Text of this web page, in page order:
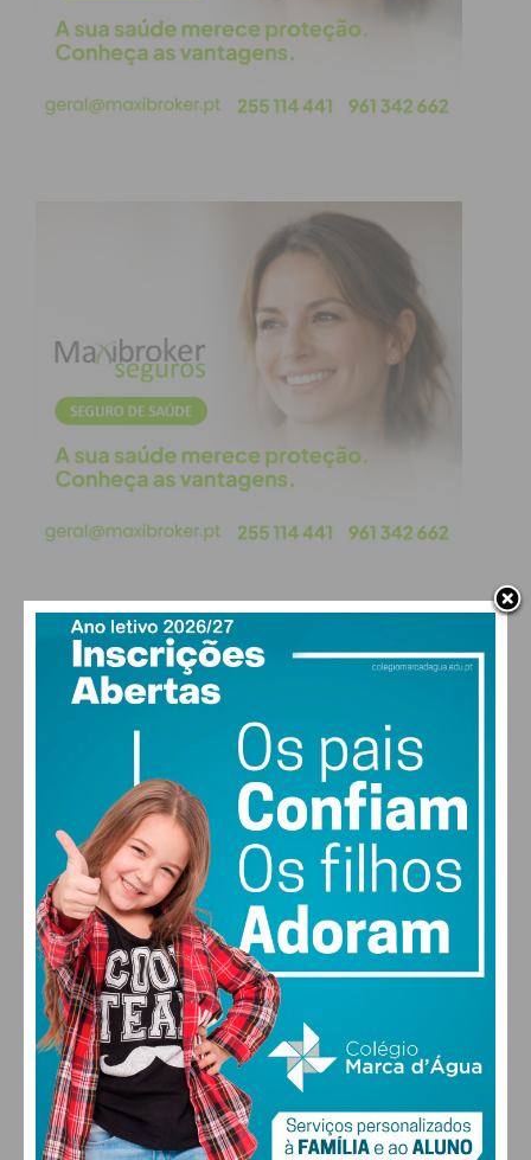
Eu li e concordo com os
termos e
PAÇOS DE FERREIRA
17°
73% humidade
vento: 1m/s E
MAX 17 • MIN 17
30°
SEX
28
SÁB
27°
DOM
29 °